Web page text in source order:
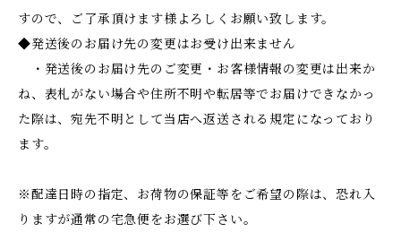
すので、ご了承頂けます様よろしくお願い致します。
◆発送後のお届け先の変更はお受け出来ません
・発送後のお届け先のご変更・お客様情報の変更は出来か
ね、表札がない場合や住所不明や転居等でお届けできなかっ
た際は、宛先不明として当店へ返送される規定になっており
ます。
※配達日時の指定、お荷物の保証等をご希望の際は、恐れ入
りますが通常の宅急便をお選び下さい。